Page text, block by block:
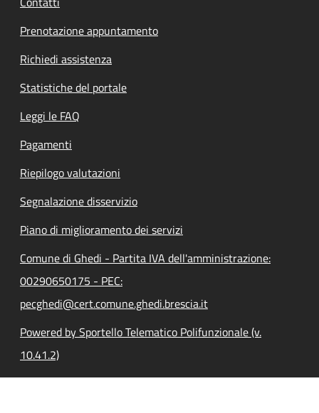
Prenotazione appuntamento
Richiedi assistenza
Statistiche del portale
Leggi le FAQ
Pagamenti
Riepilogo valutazioni
Segnalazione disservizio
Piano di miglioramento dei servizi
Comune di Ghedi - Partita IVA dell'amministrazione:
00290650175 - PEC:
pecghedi@cert.comune.ghedi.brescia.it
Powered by Sportello Telematico Polifunzionale (v.
10.41.2)